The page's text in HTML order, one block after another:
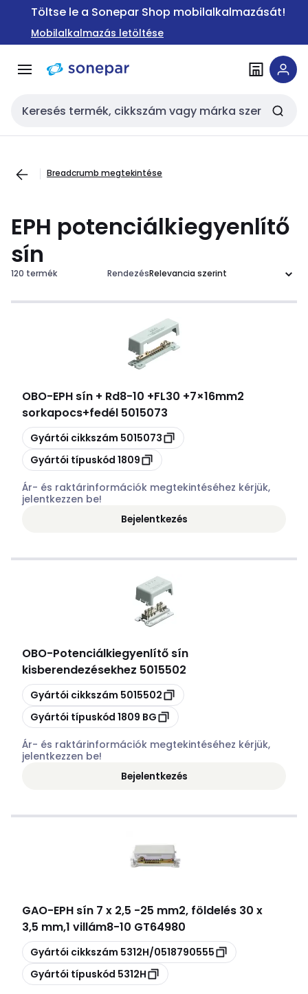
Ugrás a
Ugrás a
tartalomra
Töltse le a Sonepar Shop mobilalkalmazását!
Mobilalkalmazás letöltése
Keresési bemenet
Breadcrumb megtekintése
EPH potenciálkiegyenlítő
sín
120 termék Rendezés
OBO-EPH sín + Rd8-10 +FL30 +7×16mm2
sorkapocs+fedél 5015073
Másolás
Gyártói cikkszám 5015073
Másolás
Gyártói típuskód 1809
Ár- és raktárinformációk megtekintéséhez kérjük,
jelentkezzen be!
Bejelentkezés
OBO-Potenciálkiegyenlítő sín
kisberendezésekhez 5015502
Másolás
Gyártói cikkszám 5015502
Másolás
Gyártói típuskód 1809 BG
Ár- és raktárinformációk megtekintéséhez kérjük,
jelentkezzen be!
Bejelentkezés
GAO-EPH sín 7 x 2,5 -25 mm2, földelés 30 x
3,5 mm,1 villám8-10 GT64980
Másolás
Gyártói cikkszám 5312H/0518790555
Másolás
Gyártói típuskód 5312H